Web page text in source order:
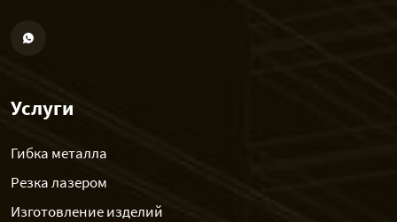
Услуги
Гибка металла
Резка лазером
Изготовление изделий